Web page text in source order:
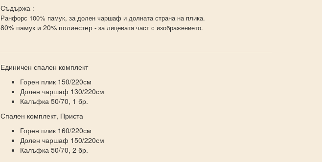
Съдържа :
Ранфорс 100% памук, за долен чаршаф и долната страна на плика.
80% памук и 20% полиестер- за лицевата част с изображението.
Единичен спален комплект
Горен плик 150/220см
Долен чаршаф 130/220см
Калъфка 50/70, 1 бр.
Спален комплект, Приста
Горен плик 160/220см
Долен чаршаф 150/220см
Калъфка 50/70, 2 бр.